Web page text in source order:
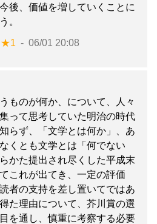
後、価値を増していくことに
。
★1 06/01 20:08
ものが何か、について、人々
って思考していた明治の時代
らず、「文学とは何か」、あ
くとも文学とは「何でない
かた提出され尽くした平成末
これが出てき、一定の評価
読者の支持を差し置いてではあ
た理由について、芥川賞の選
を通し、慎重に考察する必要